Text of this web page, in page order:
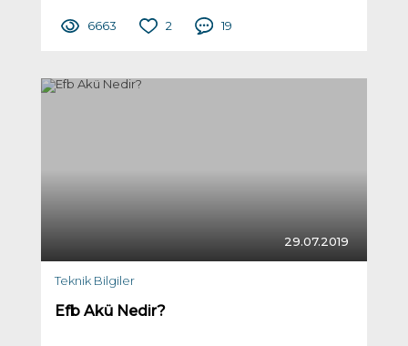
6663 2 19
29.07.2019
Teknik Bilgiler
Efb Akü Nedir?